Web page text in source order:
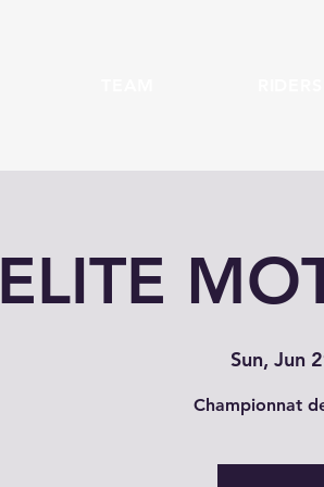
ELITE
Sun, Jun
Championnat